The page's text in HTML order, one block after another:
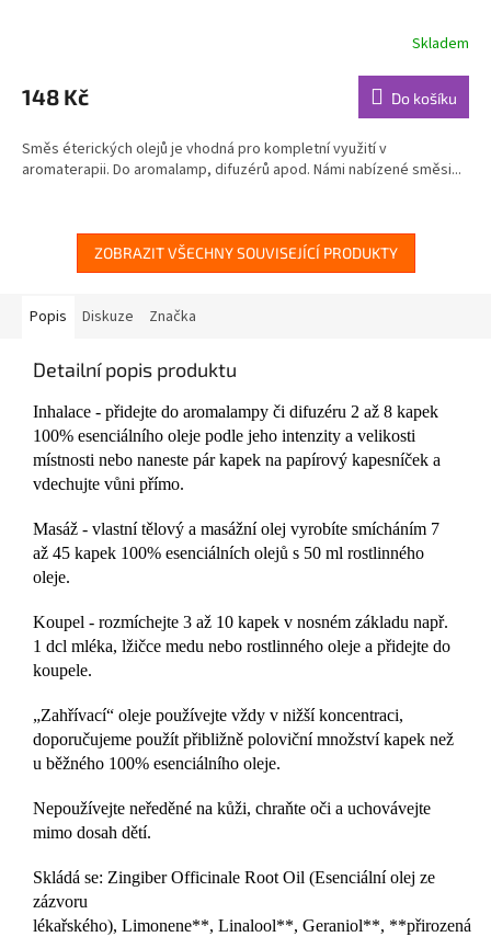
produktu
je
z
5
Skladem
148 Kč Do košíku
Směs éterických olejů je vhodná pro kompletní využití v
aromaterapii. Do aromalamp, difuzérů apod. Námi nabízené směsi...
ZOBRAZIT VŠECHNY SOUVISEJÍCÍ PRODUKTY
Popis Diskuze Značka
Detailní popis produktu
Inhalace - přidejte do aromalampy či difuzéru 2 až 8 kapek
100% esenciálního oleje podle jeho intenzity a velikosti
místnosti nebo naneste pár kapek na papírový kapesníček a
vdechujte vůni přímo.
Masáž - vlastní tělový a masážní olej vyrobíte smícháním 7
až 45 kapek 100% esenciálních olejů s 50 ml rostlinného
oleje.
Koupel - rozmíchejte 3 až 10 kapek v nosném základu např.
1 dcl mléka, lžičce medu nebo rostlinného oleje a přidejte do
koupele.
„Zahřívací“ oleje používejte vždy v nižší koncentraci,
doporučujeme použít přibližně poloviční množství kapek než
u běžného 100% esenciálního oleje.
Nepoužívejte neředěné na kůži, chraňte oči a uchovávejte
mimo dosah dětí.
Skládá se: Zingiber Officinale Root Oil (Esenciální olej ze
zázvoru
lékařského), Limonene**, Linalool**, Geraniol**, **přirozená